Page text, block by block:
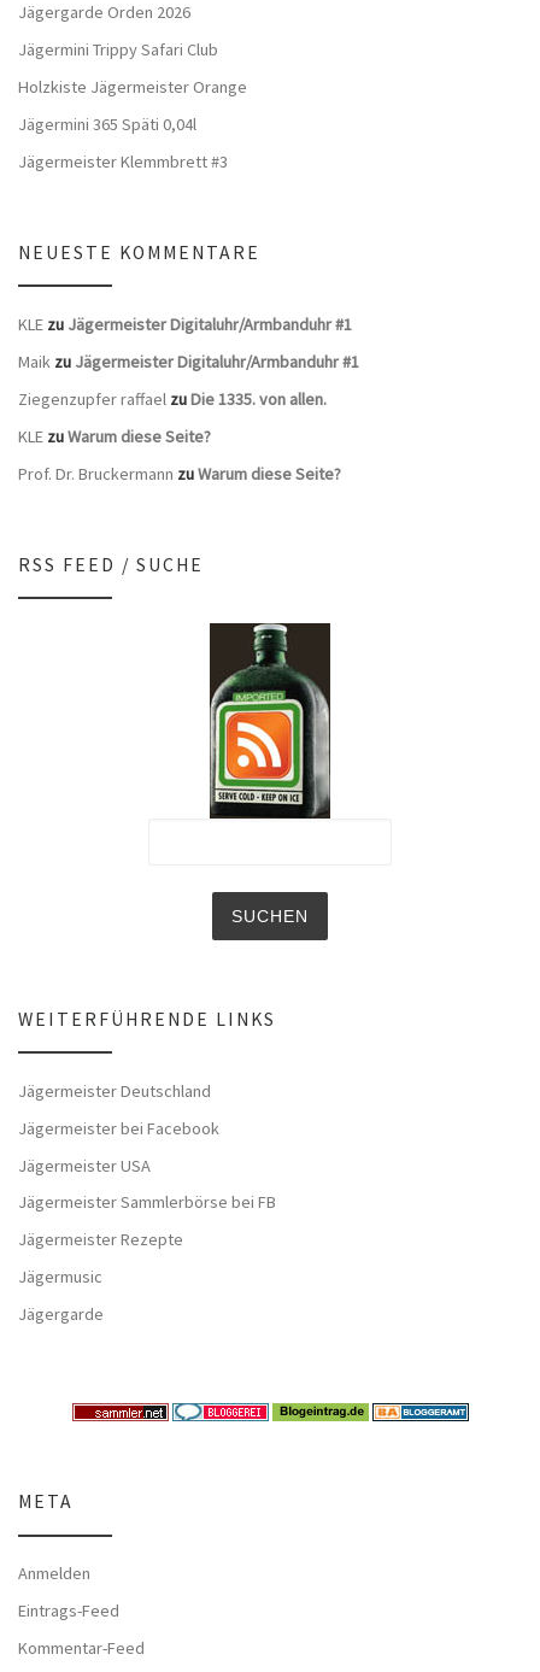
Jägergarde Orden 2026
Jägermini Trippy Safari Club
Holzkiste Jägermeister Orange
Jägermini 365 Späti 0,04l
Jägermeister Klemmbrett #3
NEUESTE KOMMENTARE
KLE zu Jägermeister Digitaluhr/Armbanduhr #1
Maik zu Jägermeister Digitaluhr/Armbanduhr #1
Ziegenzupfer raffael zuDie 1335. von allen.
KLE zuWarum diese Seite?
Prof. Dr. Bruckermann zuWarum diese Seite?
RSS FEED / SUCHE
WEITERFÜHRENDE LINKS
Jägermeister Deutschland
Jägermeister bei Facebook
Jägermeister USA
Jägermeister Sammlerbörse bei FB
Jägermeister Rezepte
Jägermusic
Jägergarde
META
Anmelden
Eintrags-Feed
Kommentar-Feed